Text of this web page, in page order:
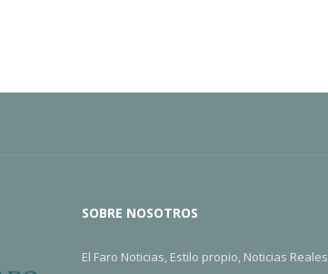
SOBRE NOSOTROS
El Faro Noticias, Estilo propio, Noticias Reales